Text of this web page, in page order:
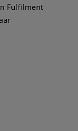
Fulfilment